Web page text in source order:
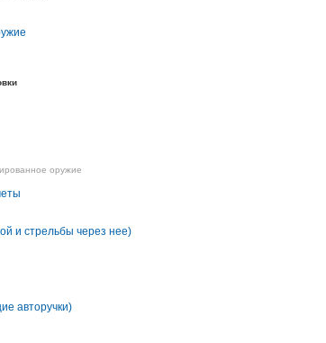
оружие
и стрельбы через нее)
авторучки)